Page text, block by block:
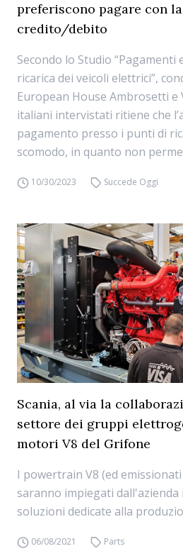
preferiscono pagare con
credito/debito
Secondo lo Studio
ricarica dei veicoli elettrici”,
European House Ambrosetti e
italiani intervistati ritiene che
pagamento presso i punti di
scomodo, in quanto non
10/30/2023 Succede Oggi
Scania, al via la
settore dei gruppi
motori V8 del Grifone
I powertrain V8 (ed emissionati
saranno impiegati dall'azienda
soluzioni dedicate alla
06/08/2021 Parts